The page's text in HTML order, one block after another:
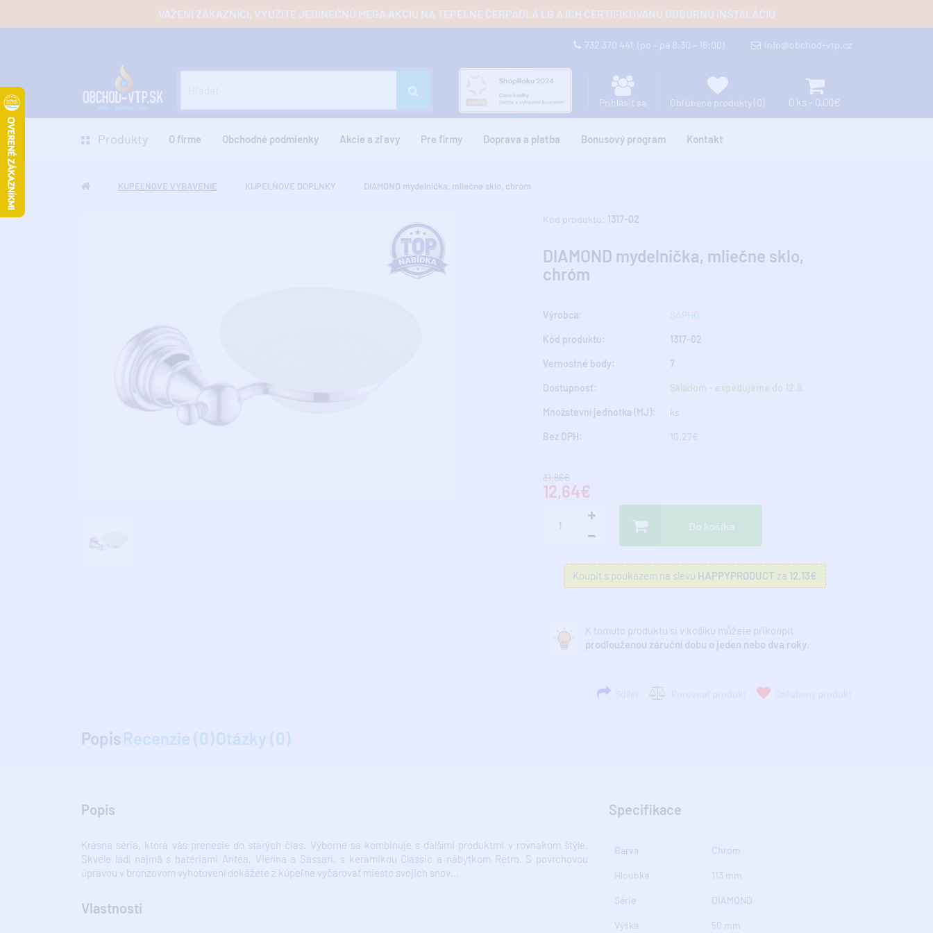
VÁŽENÍ ZÁKAZNÍCI, VYUŽITE JEDINEČNÚ MEGA AKCIU NA TEPELNÉ ČERPADLÁ LG A ICH CERTIFIKOVANÚ ODBORNÚ INŠTALÁCIU
Prihlásiť sa Obľúbené produkty (0) 0 ks - 0,00€
732 370 441 (po – pá 8:30 – 16:00) info@obchod-vtp.cz
Produkty O firme Obchodné podmienky Akcie a zľavy Pre firmy Doprava a platba Bonusový program Kontakt
KÚPEĽŇOVÉ VYBAVENIE KÚPELŇOVÉ DOPLNKY DIAMOND mydelnička, mliečne sklo, chróm
Kód produktu: 1317-02
DIAMOND mydelnička, mliečne sklo,
chróm
Výrobca: SAPHO
Kód produktu: 1317-02
Vernostné body: 7
Dostupnosť: Skladom - expedujeme do 12.8.
Množstevní jednotka (MJ): ks
Bez DPH: 10,27€
31,86€
12,64€
Do košíka
Koupit s poukazem na slevu HAPPYPRODUCT za 12,13€
K tomuto produktu si v košíku můžete přikoupit
prodlouženou záruční dobu o jeden nebo dva roky
Sdílet Porovnať produkt Obľúbený produkt
PopisRecenzie (0)Otázky (0)
Popis
Krásna séria, ktorá vás prenesie do starých čias. Výborne sa kombinuje s ďalšími produktmi v rovnakom štýle.
Skvele ladí najmä s batériami Antea, Vienna a Sassari, s keramikou Classic a nábytkom Retro. S povrchovou
úpravou v bronzovom vyhotovení dokážete z kúpeľne vyčarovať miesto svojich snov…
Vlastnosti
Specifikace
Barva Chrom
Hloubka 113 mm
Série DIAMOND
Výška 50 mm